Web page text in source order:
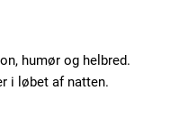
humør og helbred.
i løbet af natten.